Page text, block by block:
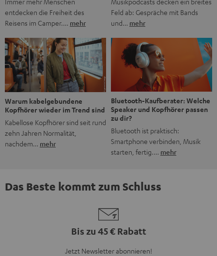
entdecken die Freiheit des
Reisens im Camper.… mehr
Feld ab: Gespräche mit Bands
und… mehr
Warum kabelgebundene
Kopfhörer wieder im Trend sind
Kabellose Kopfhörer sind seit rund
zehn Jahren Normalität,
nachdem… mehr
Bluetooth-Kaufberater: Welche
Speaker und Kopfhörer passen
zu dir?
Bluetooth ist praktisch:
Smartphone verbinden, Musik
starten, fertig.… mehr
Das Beste kommt zum Schluss
Bis zu 45 € Rabatt
Jetzt Newsletter abonnieren!